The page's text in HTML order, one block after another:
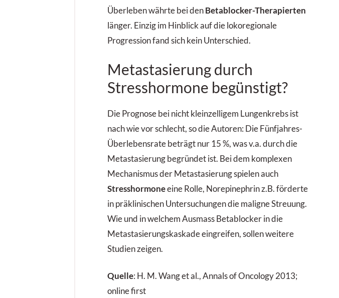
Überleben währte bei den Betablocker-Therapierten
länger. Einzig im Hinblick auf die lokoregionale
Progression fand sich kein Unterschied.
Metastasierung durch
Stresshormone begünstigt?
Die Prognose bei nicht kleinzelligem Lungenkrebs ist
nach wie vor schlecht, so die Autoren: Die Fünfjahres-
Überlebensrate beträgt nur 15 %, was v.a. durch die
Metastasierung begründet ist. Bei dem komplexen
Mechanismus der Metastasierung spielen auch
Stresshormoneeine Rolle, Norepinephrin z.B. förderte
in präklinischen Untersuchungen die maligne Streuung.
Wie und in welchem Ausmass Betablocker in die
Metastasierungskaskade eingreifen, sollen weitere
Studien zeigen.
Quelle: H. M. Wang et al., Annals of Oncology 2013;
online first